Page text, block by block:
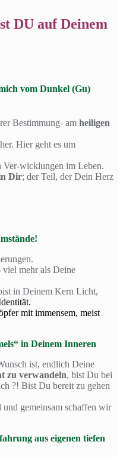
DU auf Deinem
vom Dunkel (Gu)
Bestimmung- am heiligen
Hier geht es um
wicklungen im Leben.
Dir; der Teil, der Dein Herz
viel mehr als Deine
in Deinem Kern Licht,
mit immensem, meist
in Deinem Inneren
ist, endlich Deine
zu verwandeln, bist Du bei
?! Bist Du bereit zu gehen
gemeinsam schaffen wir
aus eigenen tiefen